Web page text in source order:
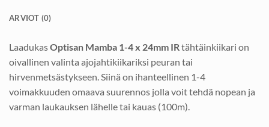
ARVIOT (0)
LaadukasOptisan Mamba 1-4 x 24mm IRtähtäinkiikari on
oivallinen valinta ajojahtikiikariksi peuran tai
hirvenmetsästykseen. Siinä on ihanteellinen 1-4
voimakkuuden omaava suurennos jolla voit tehdä nopean ja
varman laukauksen lähelle tai kauas (100m).